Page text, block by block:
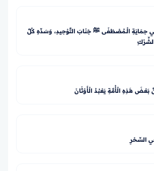
فِي حِمَايَةِ الْـمُصْطَفَى ﷺ جَنَابَ التَّوْحِيدِ، وَسَدِّهِ كُلَّ